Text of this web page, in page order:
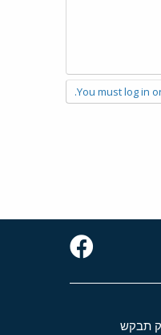
You must log in
תבקש